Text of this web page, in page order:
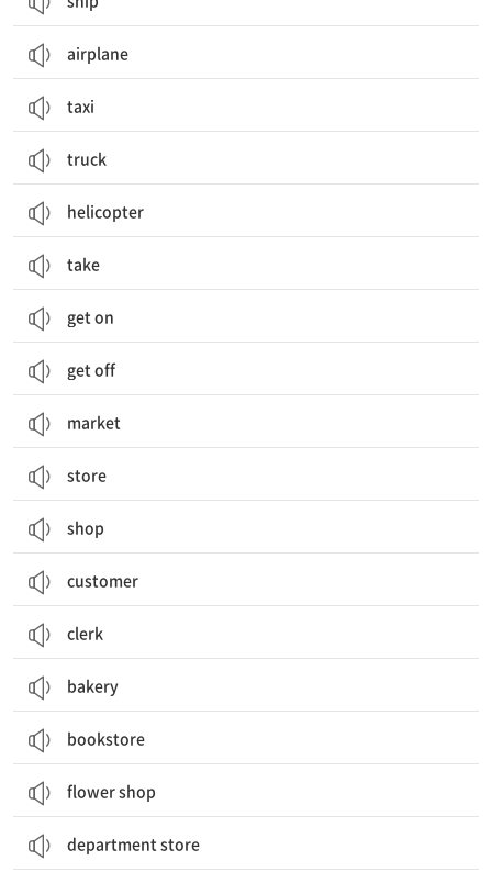
airplane
taxi
truck
helicopter
take
get on
get off
market
store
shop
customer
clerk
bakery
bookstore
flower shop
department store